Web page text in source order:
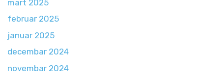
mart 2025
februar 2025
januar 2025
decembar 2024
novembar 2024